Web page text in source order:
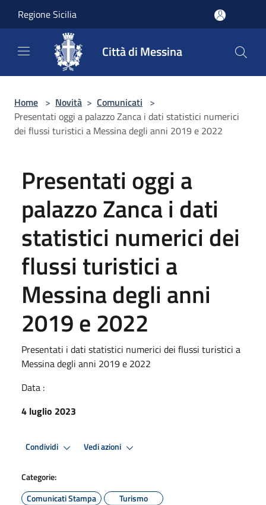
Regione Sicilia
Città di Messina
Home > Novità > Comunicati >
Presentati oggi a palazzo Zanca i dati statistici numerici
dei flussi turistici a Messina degli anni 2019 e 2022
Presentati oggi a
palazzo Zanca i dati
statistici numerici dei
flussi turistici a
Messina degli anni
2019 e 2022
Presentati i dati statistici numerici dei flussi turistici a
Messina degli anni 2019 e 2022
Data :
4 luglio 2023
Condividi Vedi azioni
Categorie:
Comunicati Stampa
Turismo